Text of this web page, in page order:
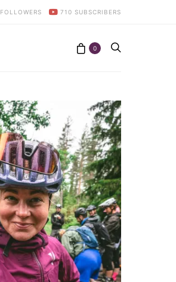
FOLLOWERS 710 SUBSCRIBERS
0